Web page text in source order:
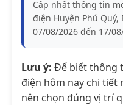
Cập nhật thông tin
điện Huyện Phú
07/08/2026 đến 17/
Lưu ý: Để biết thông
điện hôm nay chi tiết
nên chọn đúng vị trí